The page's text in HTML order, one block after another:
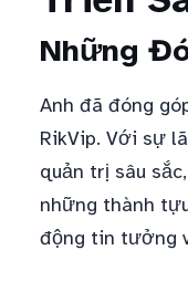
Những
Anh đã đóng
RikVip. Với sự
quản trị sâu
những thành
động tin tưởng